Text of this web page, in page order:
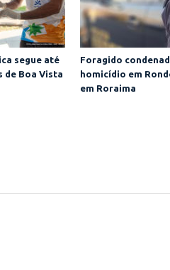
segue até
de Boa Vista
Foragido
homicídio em
em Roraima